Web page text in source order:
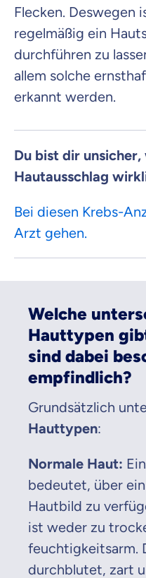
Flecken. Deswegen
regelmäßig ein
durchführen zu
allem solche
erkannt werden.
Du bist dir
Hautausschlag
Bei diesen Krebs-
Arzt gehen.
Welche
Hauttypen
sind dabei
empfindlich?
Grundsätzlich
Hauttypen:
Normale Haut:
bedeutet, über
Hautbild zu
ist weder zu
feuchtigkeitsarm.
durchblutet, zart